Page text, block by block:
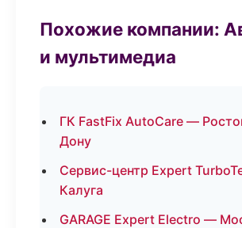
Похожие компании:
и мультимедиа
ГК FastFix AutoCare —
Дону
Сервис-центр Expert
Калуга
GARAGE Expert Electro —